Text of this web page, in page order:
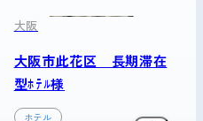
大阪
大阪市此花区 長期滞在
型ﾎﾃﾙ様
ホテル